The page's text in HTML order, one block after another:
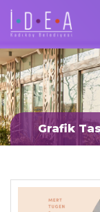
Grafik